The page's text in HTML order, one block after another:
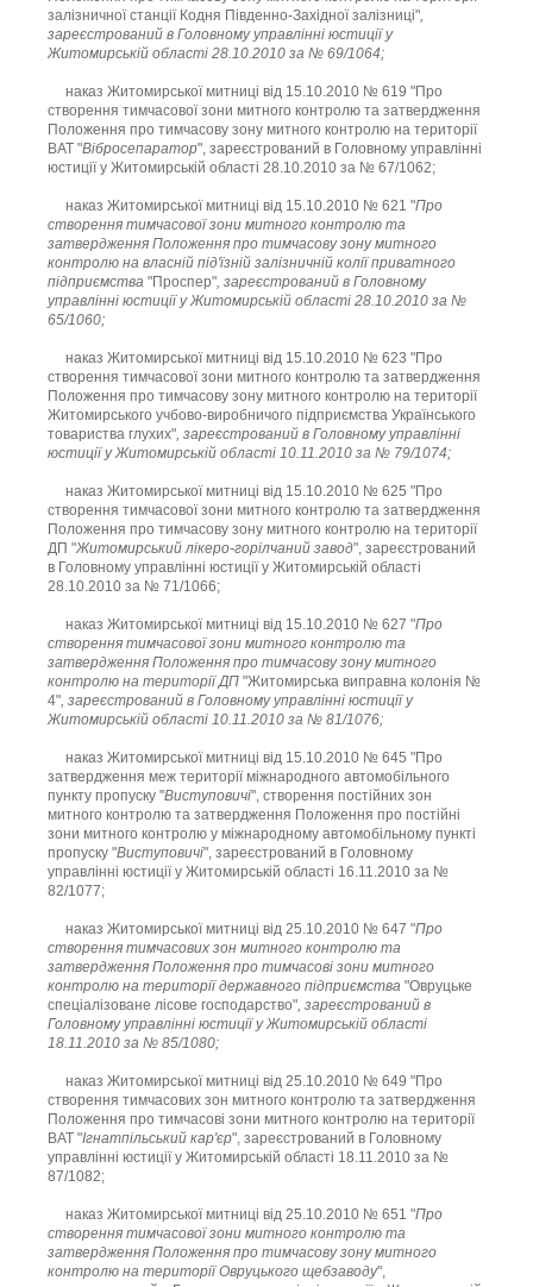
залізничної станції Кодня Південно-Західної залізниці",
зареєстрований в Головному управлінні юстиції у
Житомирській області 28.10.2010 за № 69/1064;
наказ Житомирської митниці від 15.10.2010 № 619 "Про
створення тимчасової зони митного контролю та затвердження
Положення про тимчасову зону митного контролю на території
ВАТ "Вібросепаратор", зареєстрований в Головному управлінні
юстиції у Житомирській області 28.10.2010 за № 67/1062;
наказ Житомирської митниці від 15.10.2010 № 621 "Про
створення тимчасової зони митного контролю та
затвердження Положення про тимчасову зону митного
контролю на власній під'їзній залізничній колії приватного
підприємства "Проспер", зареєстрований в Головному
управлінні юстиції у Житомирській області 28.10.2010 за №
65/1060;
наказ Житомирської митниці від 15.10.2010 № 623 "Про
створення тимчасової зони митного контролю та затвердження
Положення про тимчасову зону митного контролю на території
Житомирського учбово-виробничого підприємства Українського
товариства глухих", зареєстрований в Головному управлінні
юстиції у Житомирській області 10.11.2010 за № 79/1074;
наказ Житомирської митниці від 15.10.2010 № 625 "Про
створення тимчасової зони митного контролю та затвердження
Положення про тимчасову зону митного контролю на території
ДП "Житомирський лікеро-горілчаний завод", зареєстрований
в Головному управлінні юстиції у Житомирській області
28.10.2010 за № 71/1066;
наказ Житомирської митниці від 15.10.2010 № 627 "Про
створення тимчасової зони митного контролю та
затвердження Положення про тимчасову зону митного
контролю на території ДП "Житомирська виправна колонія №
4", зареєстрований в Головному управлінні юстиції у
Житомирській області 10.11.2010 за № 81/1076;
наказ Житомирської митниці від 15.10.2010 № 645 "Про
затвердження меж території міжнародного автомобільного
пункту пропуску "Виступовичі", створення постійних зон
митного контролю та затвердження Положення про постійні
зони митного контролю у міжнародному автомобільному пункті
пропуску "Виступовичі", зареєстрований в Головному
управлінні юстиції у Житомирській області 16.11.2010 за №
82/1077;
наказ Житомирської митниці від 25.10.2010 № 647 "Про
створення тимчасових зон митного контролю та
затвердження Положення про тимчасові зони митного
контролю на території державного підприємства "Овруцьке
спеціалізоване лісове господарство", зареєстрований в
Головному управлінні юстиції у Житомирській області
18.11.2010 за № 85/1080;
наказ Житомирської митниці від 25.10.2010 № 649 "Про
створення тимчасових зон митного контролю та затвердження
Положення про тимчасові зони митного контролю на території
ВАТ "Ігнатпільський кар'єр", зареєстрований в Головному
управлінні юстиції у Житомирській області 18.11.2010 за №
87/1082;
наказ Житомирської митниці від 25.10.2010 № 651 "Про
створення тимчасової зони митного контролю та
затвердження Положення про тимчасову зону митного
контролю на території Овруцького щебзаводу",